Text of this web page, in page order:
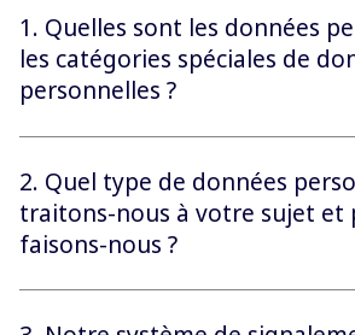
1. Quelles sont les données
les catégories spéciales de
personnelles ?
2. Quel type de données
traitons-nous à votre sujet et
faisons-nous ?